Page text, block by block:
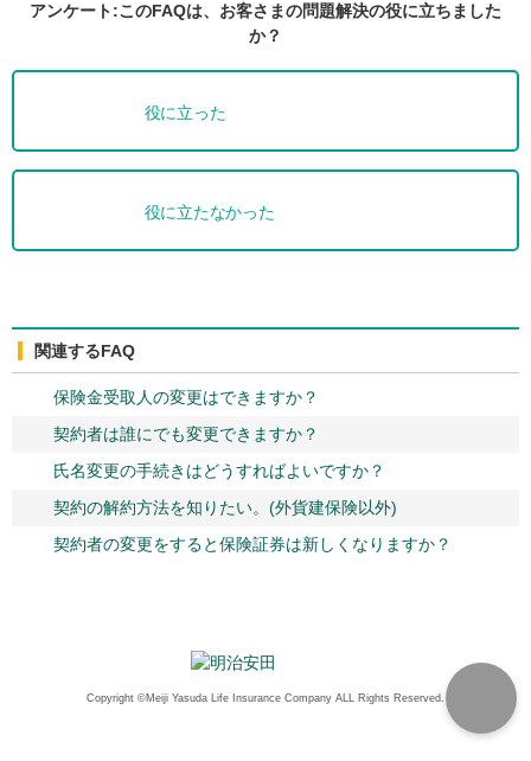
アンケート:このFAQは、お客さまの問題解決の役に立ちました
か？
役に立った
役に立たなかった
関連するFAQ
保険金受取人の変更はできますか？
契約者は誰にでも変更できますか？
氏名変更の手続きはどうすればよいですか？
契約の解約方法を知りたい。(外貨建保険以外)
契約者の変更をすると保険証券は新しくなりますか？
Copyright ©Meiji Yasuda Life Insurance Company ALL Rights Reserved.